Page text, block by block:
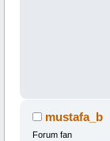
mustafa_b
Forum fan